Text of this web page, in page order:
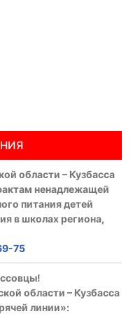
области – Кузбасса
ненадлежащей
питания детей
в школах региона,
75
области – Кузбасса
линии»: